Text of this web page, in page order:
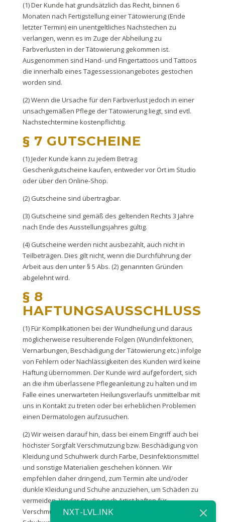
(1) Der Kunde hat grundsätzlich das Recht, binnen 6
Monaten nach Fertigstellung einer Tätowierung (Ende
letzter Termin) ein unentgeltliches Nachstechen zu
verlangen, wenn es im Zuge der Abheilung zu
Farbverlusten in der Tätowierung gekommen ist.
Ausgenommen sind Hand- und Fingertattoos und Tattoos
die innerhalb eines Tagessessionangebotes gestochen
worden sind.
(2) Wenn die Ursache für den Farbverlust jedoch in einer
unsachgemäßen Pflege der Tätowierung liegt, sind evtl.
Nachstechtermine kostenpflichtig.
§ 7 GUTSCHEINE
(1) Jeder Kunde kann zu jedem Betrag
Geschenkgutscheine kaufen, entweder vor Ort im Studio
oder über den Online-Shop.
(2) Gutscheine sind übertragbar.
(3) Gutscheine sind gemäß des geltenden Rechts 3 Jahre
nach Ende des Ausstellungsjahres gültig.
(4) Gutscheine werden nicht ausbezahlt, auch nicht in
Teilbeträgen. Dies gilt nicht, wenn die Durchführung der
Arbeit aus den unter § 5 Abs. (2) genannten Gründen
abgelehnt wird.
§ 8
HAFTUNGSAUSSCHLUSS
(1) Für Komplikationen bei der Wundheilung und daraus
möglicherweise resultierende Folgen (Wundinfektionen,
Vernarbungen, Beschädigung der Tätowierung etc.) infolge
von Fehlern oder Nachlässigkeiten des Kunden wird keine
Haftung übernommen. Der Kunde wird aufgefordert, sich
an die ihm überlassene Pflegeanleitung zu halten und im
Falle eines unerwarteten Heilungsverlaufs unmittelbar mit
uns in Kontakt zu treten oder bei erheblichen Problemen
einen Dermatologen aufzusuchen.
(2) Wir weisen darauf hin, dass bei einem Eingriff auch bei
höchster Sorgfalt Verschmutzung bzw. Beschädigung von
Kleidung und Schuhwerk durch Farbe, Desinfektionsmittel
und sonstige Materialien geschehen können. Wir
empfehlen daher dringend, zum Termin alte und/oder
dunkle Kleidung und Schuhe anzuziehen, um Schäden zu
vermeiden. Weder Studio noch Artist haften für
Verschmutzung bzw. Beschädigung von Kleidung und
NXT-LVL.INK